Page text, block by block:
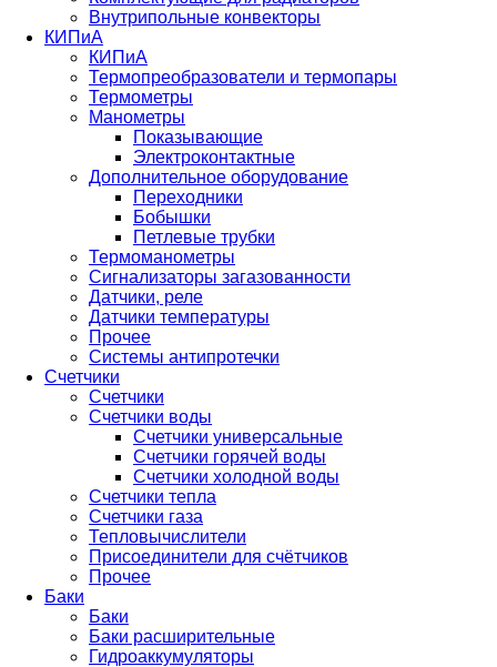
Внутрипольные конвекторы
КИПиА
КИПиА
Термопреобразователи и термопары
Термометры
Манометры
Показывающие
Электроконтактные
Дополнительное оборудование
Переходники
Бобышки
Петлевые трубки
Термоманометры
Сигнализаторы загазованности
Датчики, реле
Датчики температуры
Прочее
Системы антипротечки
Счетчики
Счетчики
Счетчики воды
Счетчики универсальные
Счетчики горячей воды
Счетчики холодной воды
Счетчики тепла
Счетчики газа
Тепловычислители
Присоединители для счётчиков
Прочее
Баки
Баки
Баки расширительные
Гидроаккумуляторы